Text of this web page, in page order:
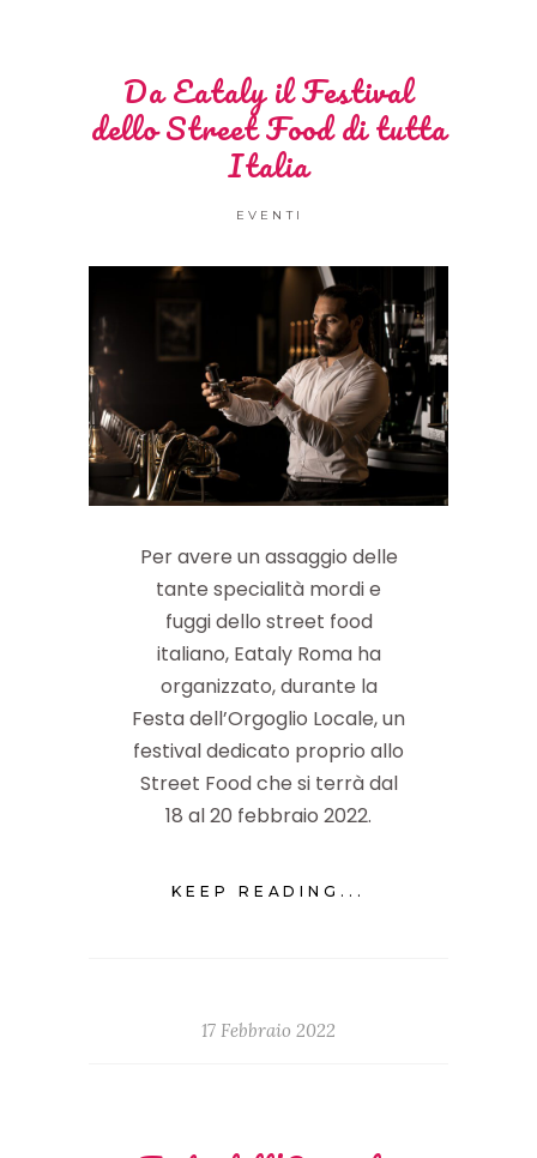
Da Eataly il Festival
dello Street Food di tutta
Italia
EVENTI
Per avere un assaggio delle
tante specialità mordi e
fuggi dello street food
italiano, Eataly Roma ha
organizzato, durante la
Festa dell’Orgoglio Locale, un
festival dedicato proprio allo
Street Food che si terrà dal
18 al 20 febbraio 2022.
KEEP READING...
17 Febbraio 2022